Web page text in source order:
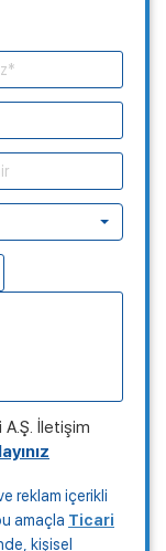
İletişim
reklam içerikli
amaçla Ticari
kişisel